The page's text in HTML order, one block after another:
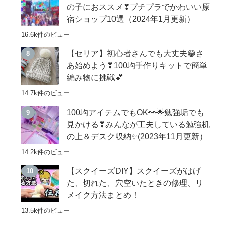
の子におススメ❣プチプラでかわいい原
宿ショップ10選（2024年1月更新）
16.6k件のビュー
【セリア】初心者さんでも大丈夫😁さ
あ始めよう❣100均手作りキットで簡単
編み物に挑戦💕
14.7k件のビュー
100均アイテムでもOK👀🌟勉強垢でも
見かける❣みんなが工夫している勉強机
の上＆デスク収納✨(2023年11月更新）
14.2k件のビュー
【スクイーズDIY】スクイーズがはげ
た、切れた、穴空いたときの修理、リ
メイク方法まとめ！
13.5k件のビュー